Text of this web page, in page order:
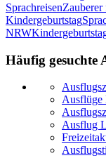
SprachreisenZauberer
Kindergeburtstag
NRW
Häufig gesuchte
Ausflüge
Ausflug